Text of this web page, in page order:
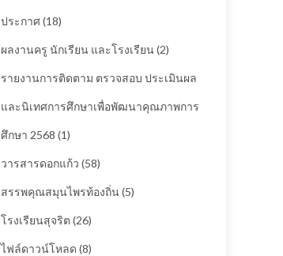
28
และลงนามถวายพระพร
รัชกาลที่ 10
ประกาศ(18)
ผลงานครู นักเรียน และโรงเรียน (2)
รายงานการติดตาม ตรวจสอบ ประเมินผล
และนิเทศการศึกษาเพื่อพัฒนาคุณภาพการ
ศึกษา 2568 (1)
วารสารดอกแก้ว (58)
สรรพคุณสมุนไพรท้องถิ่น (5)
โรงเรียนสุจริต (26)
ไฟล์ดาวน์โหลด (8)